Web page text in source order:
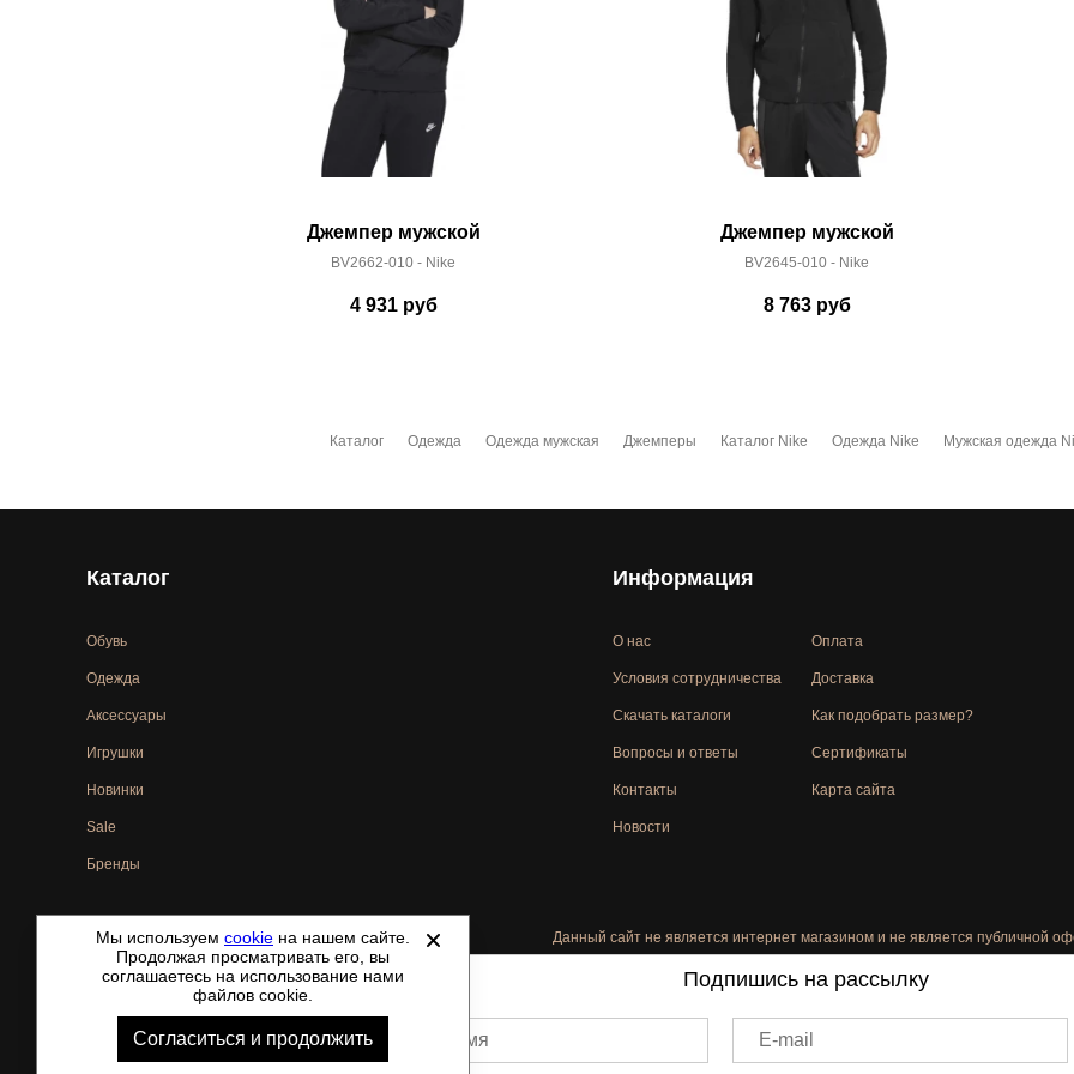
Джемпер мужской
BV2662-010 - Nike
4 931руб
Джемпер мужской
BV2645-010 - Nike
8 763руб
Каталог Одежда Одежда мужская Джемперы Каталог Nike Одежда Nike Мужская одежда
Каталог
Обувь
Одежда
Аксессуары
Игрушки
Новинки
Sale
Бренды
Информация
О нас
Условия сотрудничества
Скачать каталоги
Вопросы и ответы
Контакты
Новости
Оплата
Доставка
Как подобрать размер?
Сертификаты
Карта сайта
©2021-2026 - ShoesTown.ru - все права защищены. Данный сайт не является интернет магазином и не является публичной
Мы используем cookie на нашем сайте.
Продолжая просматривать его, вы
соглашаетесь на использование нами
файлов cookie.
Согласиться и продолжить
Подпишись на рассылку
Ваше имя E-mail